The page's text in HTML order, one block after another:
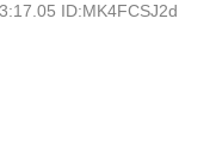
ID:MK4FCSJ2d